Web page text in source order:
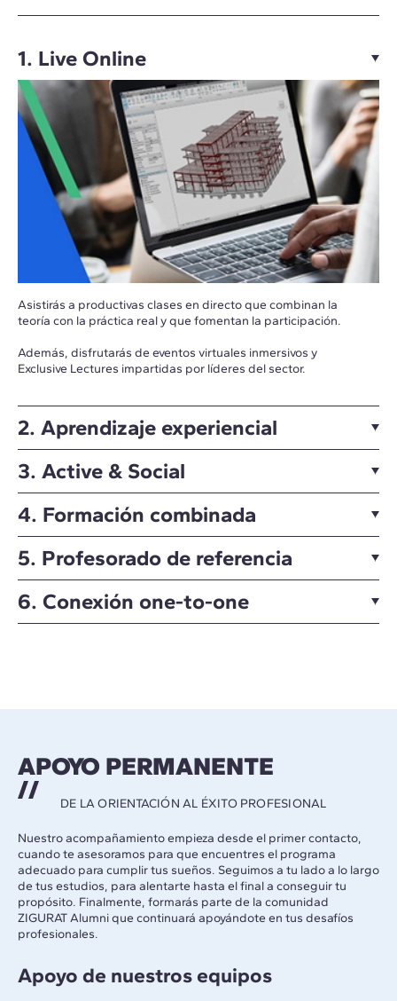
1. Live Online
Asistirás a productivas clases en directo que combinan la
teoría con la práctica real y que fomentan la participación.
Además, disfrutarás de eventos virtuales inmersivos y
Exclusive Lectures impartidas por líderes del sector.
2. Aprendizaje experiencial
3. Active & Social
4. Formación combinada
5. Profesorado de referencia
6. Conexión one-to-one
APOYO PERMANENTE
DE LA ORIENTACIÓN AL ÉXITO PROFESIONAL
Nuestro acompañamiento empieza desde el primer contacto,
cuando te asesoramos para que encuentres el programa
adecuado para cumplir tus sueños. Seguimos a tu lado a lo largo
de tus estudios, para alentarte hasta el final a conseguir tu
propósito. Finalmente, formarás parte de la comunidad
ZIGURAT Alumni que continuará apoyándote en tus desafíos
profesionales.
Apoyo de nuestros equipos